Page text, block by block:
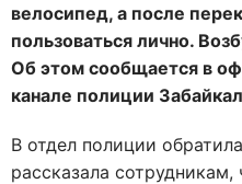
велосипед, а после
пользоваться лично.
Об этом сообщается в
канале полиции
В отдел полиции
рассказала сотрудникам,